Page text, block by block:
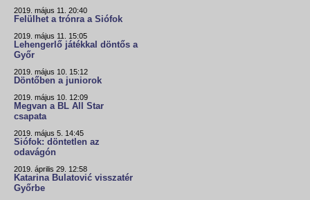
2019. május 11. 20:40
Felülhet a trónra a Siófok
2019. május 11. 15:05
Lehengerlő játékkal döntős a
Győr
2019. május 10. 15:12
Döntőben a juniorok
2019. május 10. 12:09
Megvan a BL All Star
csapata
2019. május 5. 14:45
Siófok: döntetlen az
odavágón
2019. április 29. 12:58
Katarina Bulatović visszatér
Győrbe